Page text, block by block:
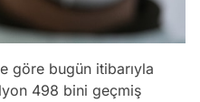
göre bugün itibarıyla
498 bini geçmiş